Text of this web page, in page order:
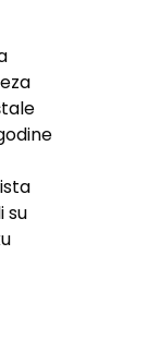
su